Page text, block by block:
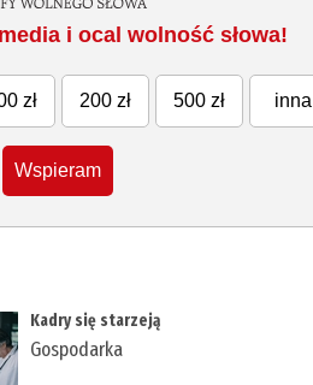
i ocal wolność słowa!
zł 200 zł 500 zł inna
Wspieram
Kadry się starzeją
Gospodarka